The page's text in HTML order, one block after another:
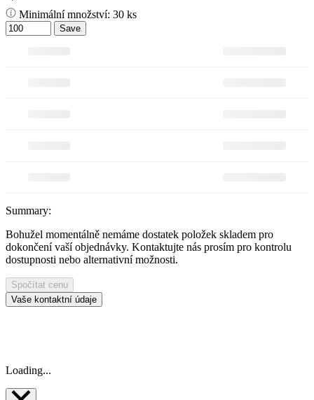
Minimální množství: 30 ks
Save
Summary:
Bohužel momentálně nemáme dostatek položek skladem pro
dokončení vaší objednávky. Kontaktujte nás prosím pro kontrolu
dostupnosti nebo alternativní možnosti.
Spočítat cenu
Vaše kontaktní údaje
Loading...